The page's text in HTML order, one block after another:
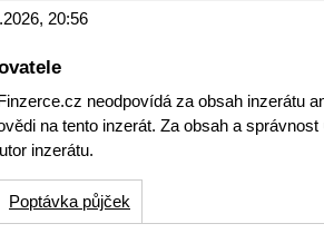
20:56
neodpovídá za obsah inzerátu
na tento inzerát. Za obsah a
inzerátu.
Poptávka půjček